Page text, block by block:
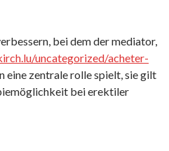
bei dem der mediator,
uncategorized/acheter-
eine zentrale rolle spielt, sie gilt
bei erektiler